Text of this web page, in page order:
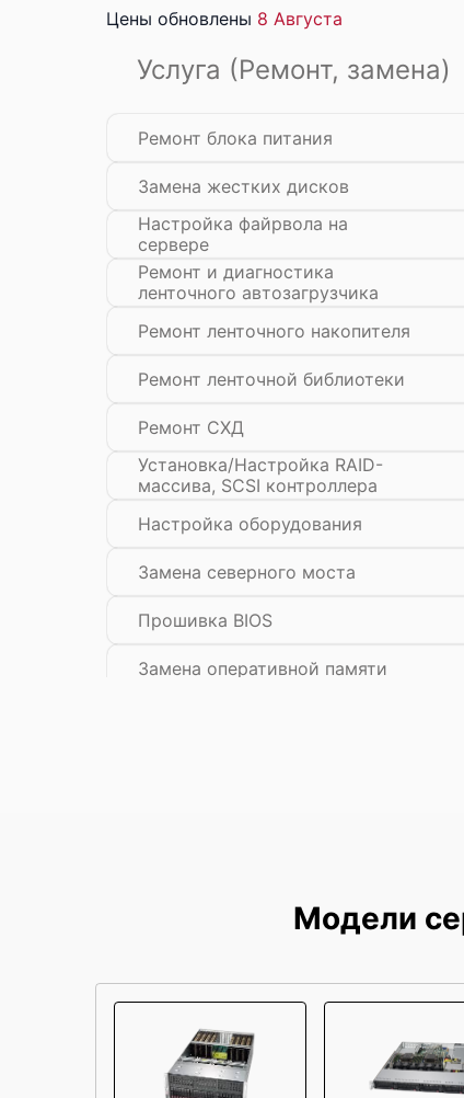
Цены обновлены 8 Августа
Услуга (Ремонт, замена)
Ремонт блока питания
Замена жестких дисков
Настройка файрвола на
сервере
Ремонт и диагностика
ленточного автозагрузчика
Ремонт ленточного накопителя
Ремонт ленточной библиотеки
Ремонт СХД
Установка/Настройка RAID-
массива, SCSI контроллера
Настройка оборудования
Замена северного моста
Прошивка BIOS
Замена оперативной памяти
Модели